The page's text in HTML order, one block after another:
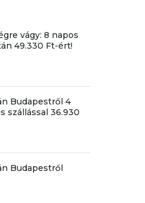
vágy: 8 napos
49.330 Ft-ért!
Budapestről 4
szállással 36.930
Budapestről